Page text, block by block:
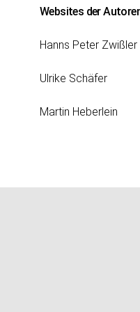
Websites der
Hanns Peter Zwißler
Ulrike Schäfer
Martin Heberlein